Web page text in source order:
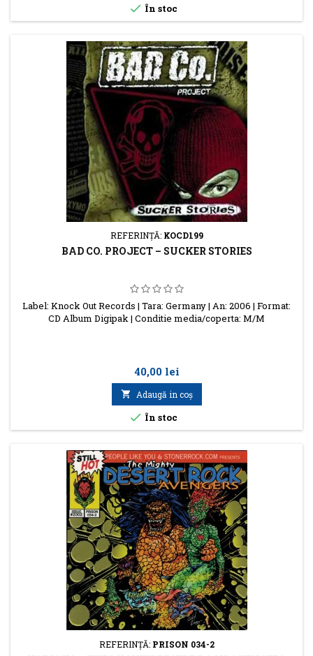
 În stoc
REFERINŢĂ: KOCD199
BAD CO. PROJECT – SUCKER STORIES
Label: Knock Out Records | Tara: Germany | An: 2006 | Format:
CD Album Digipak | Conditie media/coperta: M/M
Preţ
40,00 lei
 Adaugă in coş
 În stoc
REFERINŢĂ: PRISON 034-2